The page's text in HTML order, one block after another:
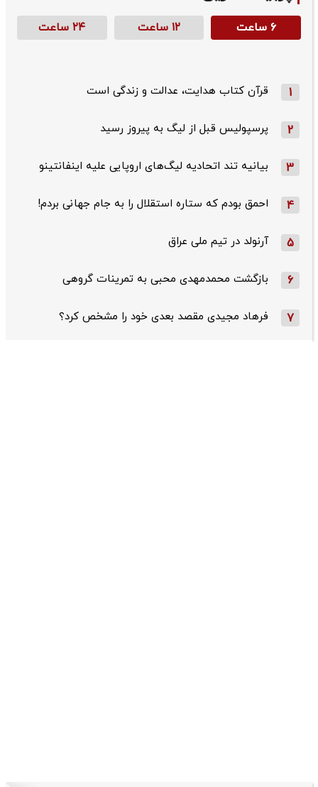
۶ ساعت ۱۲ ساعت ۲۴ ساعت
1 قرآن کتاب هدایت، عدالت و زندگی است
2 پرسپولیس قبل از لیگ به پیروز رسید
3 بیانیه تند اتحادیه لیگ‌های اروپایی علیه اینفانتینو
4 احمق بودم که ستاره استقلال را به جام جهانی بردم!
5 آرنولد در تیم ملی عراق
6 بازگشت محمدمهدی محبی به تمرینات گروهی
7 فرهاد مجیدی مقصد بعدی خود را مشخص کرد؟